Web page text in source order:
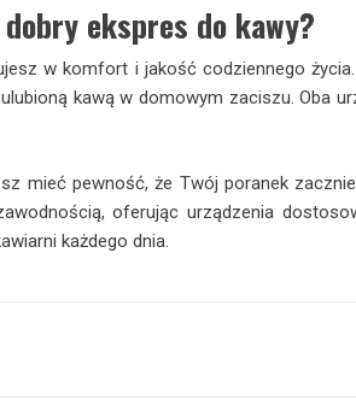
ekspres do kawy?
w komfort i jakość codziennego
kawą w domowym zaciszu. Oba
mieć pewność, że Twój poranek
oferując urządzenia
każdego dnia.